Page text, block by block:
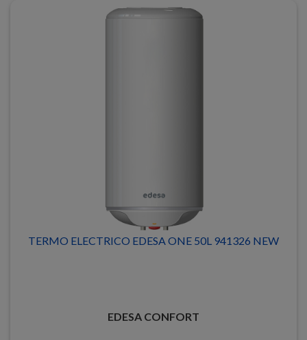
TERMO ELECTRICO EDESA ONE 50L 941326 NEW
EDESA CONFORT